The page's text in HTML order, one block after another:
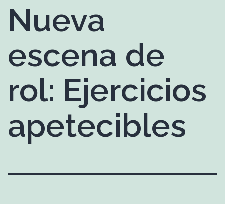
Nueva
escena de
rol: Ejercicios
apetecibles